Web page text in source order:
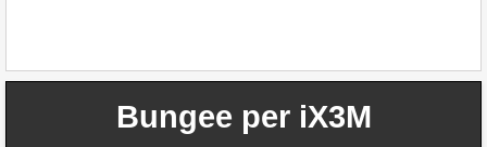
Bungee per iX3M